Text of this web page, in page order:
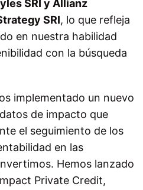
SRI y Allianz
SRI, lo que refleja
en nuestra habilidad
con la búsqueda
implementado un nuevo
de impacto que
el seguimiento de los
en las
Hemos lanzado
Private Credit,